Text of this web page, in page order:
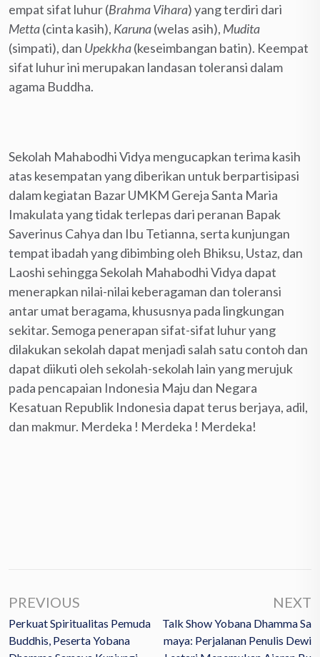
empat sifat luhur (Brahma Vihara) yang terdiri dari
Metta(cinta kasih), Karuna(welas asih), Mudita
(simpati), dan Upekkha(keseimbangan batin). Keempat
sifat luhur ini merupakan landasan toleransi dalam
agama Buddha.
Sekolah Mahabodhi Vidya mengucapkan terima kasih
atas kesempatan yang diberikan untuk berpartisipasi
dalam kegiatan Bazar UMKM Gereja Santa Maria
Imakulata yang tidak terlepas dari peranan Bapak
Saverinus Cahya dan Ibu Tetianna, serta kunjungan
tempat ibadah yang dibimbing oleh Bhiksu, Ustaz, dan
Laoshi sehingga Sekolah Mahabodhi Vidya dapat
menerapkan nilai-nilai keberagaman dan toleransi
antar umat beragama, khususnya pada lingkungan
sekitar. Semoga penerapan sifat-sifat luhur yang
dilakukan sekolah dapat menjadi salah satu contoh dan
dapat diikuti oleh sekolah-sekolah lain yang merujuk
pada pencapaian Indonesia Maju dan Negara
Kesatuan Republik Indonesia dapat terus berjaya, adil,
dan makmur. Merdeka ! Merdeka ! Merdeka!
PREVIOUS
Perkuat Spiritualitas Pemuda
Buddhis, Peserta Yobana
NEXT
Talk Show Yobana Dhamma Sa
Maya: Perjalanan Penulis Dewi